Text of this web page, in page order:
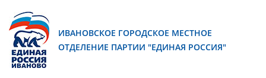
ИВАНОВСКОЕ ГОРОДСКОЕ МЕСТНОЕ
ОТДЕЛЕНИЕ ПАРТИИ "ЕДИНАЯ РОССИЯ"